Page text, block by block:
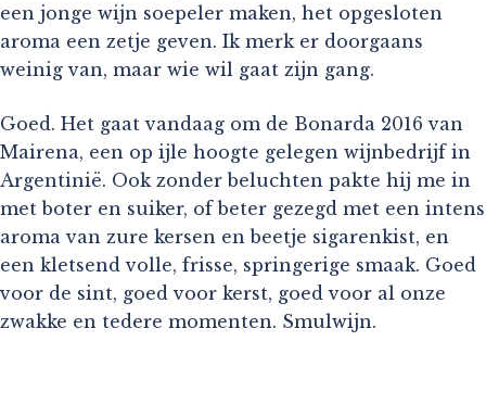
een jonge wijn soepeler maken, het opgesloten
aroma een zetje geven. Ik merk er doorgaans
weinig van, maar wie wil gaat zijn gang.
Goed. Het gaat vandaag om de Bonarda 2016 van
Mairena, een op ijle hoogte gelegen wijnbedrijf in
Argentinië. Ook zonder beluchten pakte hij me in
met boter en suiker, of beter gezegd met een intens
aroma van zure kersen en beetje sigarenkist, en
een kletsend volle, frisse, springerige smaak. Goed
voor de sint, goed voor kerst, goed voor al onze
zwakke en tedere momenten. Smulwijn.